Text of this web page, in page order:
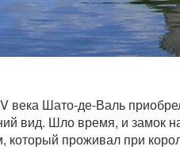
века Шато-де-Валь
вид. Шло время, и замок
который проживал при